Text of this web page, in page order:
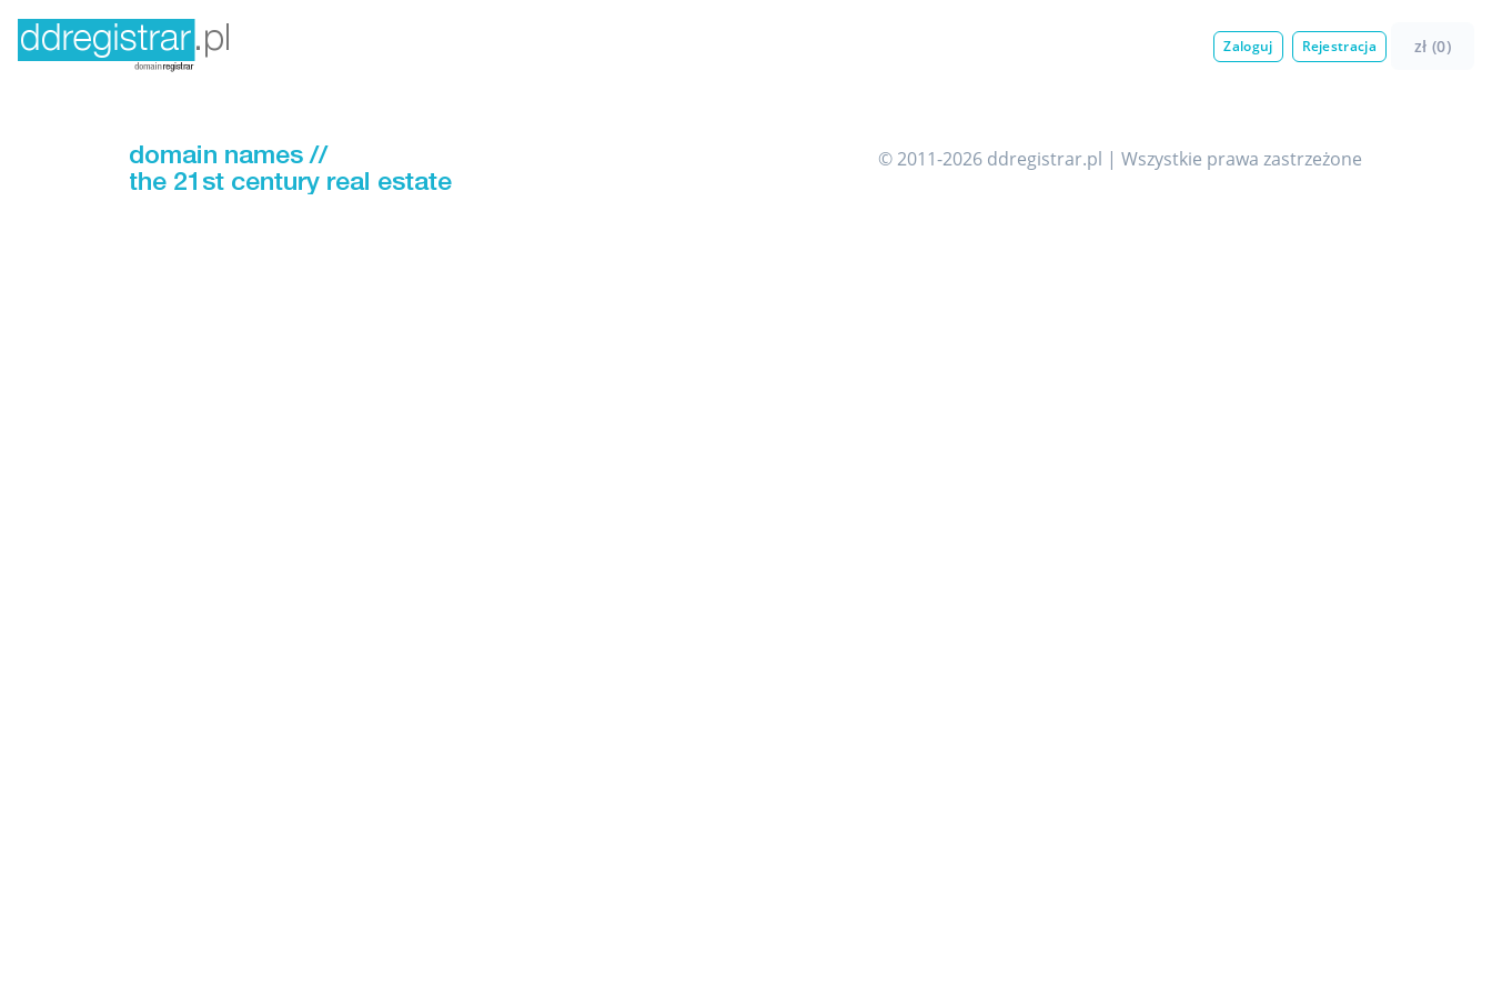
Zaloguj Rejestracja zł (0)
© 2011-2026 ddregistrar.pl | Wszystkie prawa zastrzeżone